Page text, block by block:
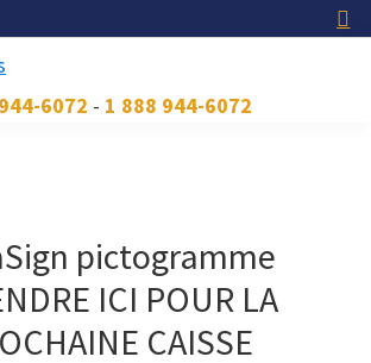
6072 - 1 888 944-6072
pictogramme
ICI POUR LA
CAISSE